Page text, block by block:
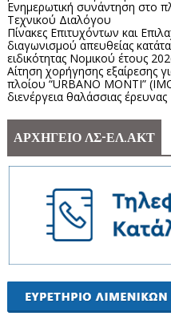
Ενημερωτική συνάντηση στο
Τεχνικού Διαλόγου
Πίνακες Επιτυχόντων και
διαγωνισμού απευθείας
ειδικότητας Νομικού έτους
Αίτηση χορήγησης εξαίρεσης
πλοίου “URBANO MONTI”
διενέργεια θαλάσσιας έρευνας
ΑΡΧΗΓΕΙΟ ΛΣ-ΕΛ.ΑΚΤ